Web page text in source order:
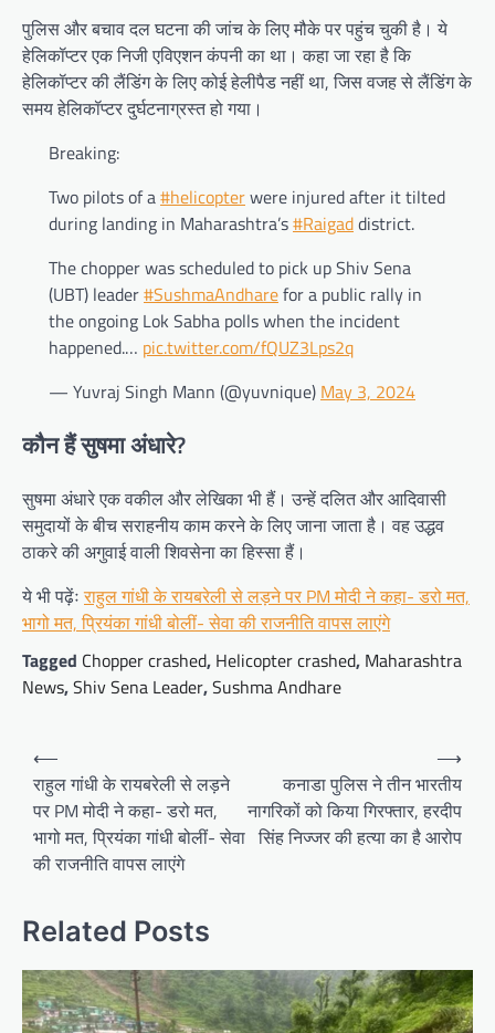
पुलिस और बचाव दल घटना की जांच के लिए मौके पर पहुंच चुकी है। ये
हेलिकॉप्टर एक निजी एविएशन कंपनी का था। कहा जा रहा है कि
हेलिकॉप्टर की लैंडिंग के लिए कोई हेलीपैड नहीं था, जिस वजह से लैंडिंग के
समय हेलिकॉप्टर दुर्घटनाग्रस्त हो गया।
Breaking:
Two pilots of a#helicopterwere injured after it tilted
during landing in Maharashtra’s#Raigaddistrict.
The chopper was scheduled to pick up Shiv Sena
(UBT) leader#SushmaAndharefor a public rally in
the ongoing Lok Sabha polls when the incident
happened.… pic.twitter.com/fQUZ3Lps2q
— Yuvraj Singh Mann (@yuvnique) May 3, 2024
कौन हैं सुषमा अंधारे?
सुषमा अंधारे एक वकील और लेखिका भी हैं। उन्हें दलित और आदिवासी
समुदायों के बीच सराहनीय काम करने के लिए जाना जाता है। वह उद्धव
ठाकरे की अगुवाई वाली शिवसेना का हिस्सा हैं।
ये भी पढ़ेंःराहुल गांधी के रायबरेली से लड़ने पर PM मोदी ने कहा- डरो मत,
भागो मत, प्रियंका गांधी बोलीं- सेवा की राजनीति वापस लाएंगे
Tagged Chopper crashed, Helicopter crashed, Maharashtra
News,Shiv Sena Leader,Sushma Andhare
Post
navigation
⟵
राहुल गांधी के रायबरेली से लड़ने
पर PM मोदी ने कहा- डरो मत,
भागो मत, प्रियंका गांधी बोलीं- सेवा
की राजनीति वापस लाएंगे
कनाडा पुलिस ने तीन भारतीय
नागरिकों को किया गिरफ्तार, हरदीप
सिंह निज्जर की हत्या का है आरोप
⟶
Related Posts